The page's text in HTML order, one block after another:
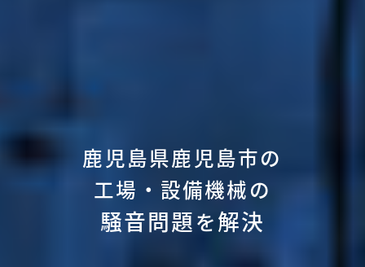
鹿児島県鹿児島市の
工場・設備機械の
騒音問題を解決